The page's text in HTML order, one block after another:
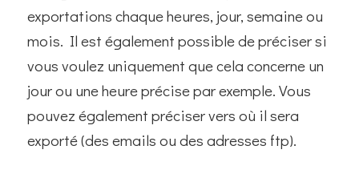
exportations chaque heures, jour, semaine ou
mois. Il est également possible de préciser si
vous voulez uniquement que cela concerne un
jour ou une heure précise par exemple. Vous
pouvez également préciser vers où il sera
exporté (des emails ou des adresses ftp).